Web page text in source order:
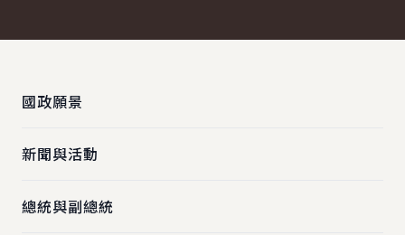
國政願景
新聞與活動
總統與副總統